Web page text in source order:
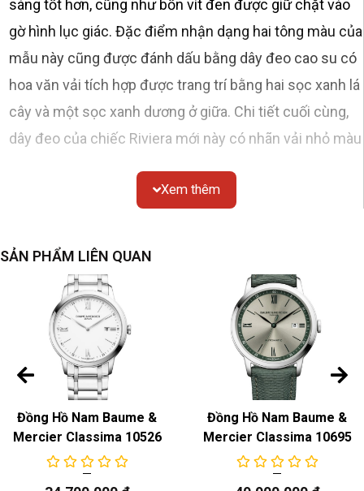
sáng tốt hơn, cũng như bốn vít đen được giữ chặt vào
gờ hình lục giác. Đặc điểm nhận dạng hai tông màu của
mẫu này cũng được đánh dấu bằng dây đeo cao su có
hoa văn vải tích hợp được trang trí bằng hai sọc xanh lá
cây và một sọc xanh dương ở giữa. Chi tiết cuối cùng,
dây đeo của chiếc Riviera mới này có nhãn vải nhỏ màu
thể thao sang trọng xuất sắc để sống một mùa hè
Xem thêm
SẢN PHẨM LIÊN QUAN
Đồng Hồ Nam Baume &
Mercier Classima 10526
Đồng Hồ Nam Baume &
Mercier Classima 10695